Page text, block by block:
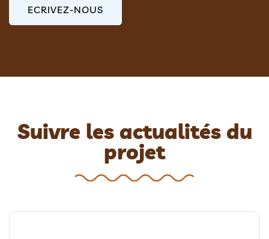
ECRIVEZ-NOUS
Suivre les actualités du
projet